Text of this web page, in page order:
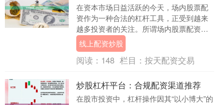
在资本市场日益活跃的今天，场内股票配
资作为一种合法的杠杆工具，正受到越来
越多投资者的关注。所谓场内股票配资，
是指投资者通过证券公司或合规的金融机
构，以自有资金作....
线上配资炒股
阅读： 148 栏目： 按天配资交易
炒股杠杆平台：合规配资渠道推荐
在股市投资中，杠杆操作因其“以小博大”的